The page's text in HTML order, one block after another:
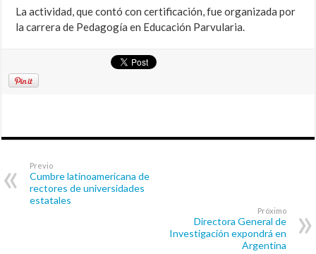
La actividad, que contó con certificación, fue organizada por
la carrera de Pedagogía en Educación Parvularia.
Previo
Cumbre latinoamericana de
rectores de universidades
estatales
Próximo
Directora General de
Investigación expondrá en
Argentina